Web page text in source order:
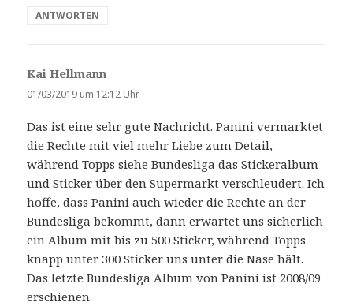
ANTWORTEN
Kai Hellmann
a
t
:
01/03/2019 um 12:12 Uhr
Das ist eine sehr gute Nachricht. Panini vermarktet
die Rechte mit viel mehr Liebe zum Detail,
während Topps siehe Bundesliga das Stickeralbum
und Sticker über den Supermarkt verschleudert. Ich
hoffe, dass Panini auch wieder die Rechte an der
Bundesliga bekommt, dann erwartet uns sicherlich
ein Album mit bis zu 500 Sticker, während Topps
knapp unter 300 Sticker uns unter die Nase hält.
Das letzte Bundesliga Album von Panini ist 2008/09
erschienen.